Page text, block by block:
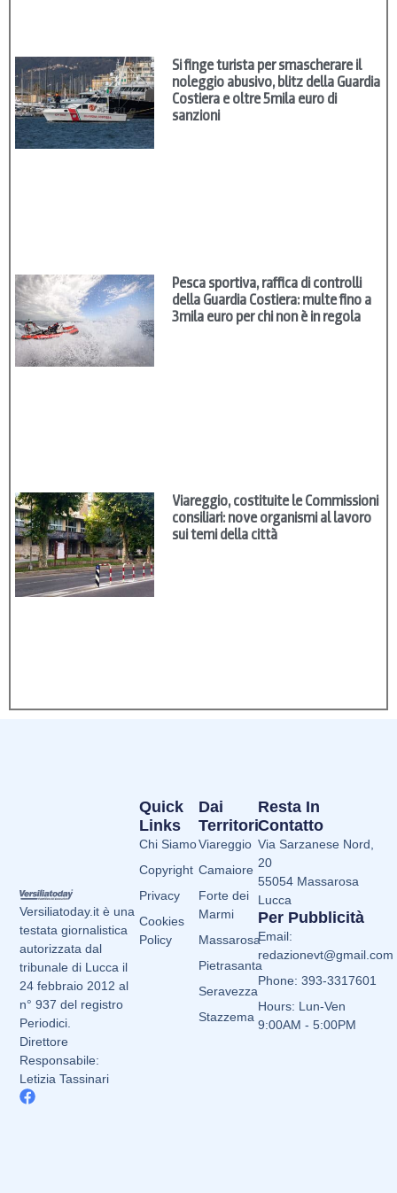
Si finge turista per smascherare il
noleggio abusivo, blitz della Guardia
Costiera e oltre 5mila euro di
sanzioni
Pesca sportiva, raffica di controlli
della Guardia Costiera: multe fino a
3mila euro per chi non è in regola
Viareggio, costituite le Commissioni
consiliari: nove organismi al lavoro
sui temi della città
Versiliatoday.it è una
testata giornalistica
autorizzata dal
tribunale di Lucca il
24 febbraio 2012 al
n° 937 del registro
Periodici.
Direttore
Responsabile:
Letizia Tassinari
Dai
Territori
Viareggio
Camaiore
Forte dei
Marmi
Massarosa
Pietrasanta
Seravezza
Stazzema
Quick
Links
Chi Siamo
Copyright
Privacy
Cookies
Policy
Resta In
Contatto
Via Sarzanese Nord,
20
55054 Massarosa
Lucca
Per Pubblicità
Email:
redazionevt@gmail.com
Phone: 393-3317601
Hours: Lun-Ven
9:00AM - 5:00PM